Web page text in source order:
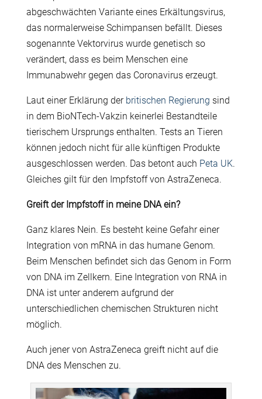
abgeschwächten Variante eines Erkältungsvirus,
das normalerweise Schimpansen befällt. Dieses
sogenannte Vektorvirus wurde genetisch so
verändert, dass es beim Menschen eine
Immunabwehr gegen das Coronavirus erzeugt.
Laut einer Erklärung der britischen Regierung sind
in dem BioNTech-Vakzin keinerlei Bestandteile
tierischem Ursprungs enthalten. Tests an Tieren
können jedoch nicht für alle künftigen Produkte
ausgeschlossen werden. Das betont auch Peta UK.
Gleiches gilt für den Impfstoff von AstraZeneca.
Greift der Impfstoff in meine DNA ein?
Ganz klares Nein. Es besteht keine Gefahr einer
Integration von mRNA in das humane Genom.
Beim Menschen befindet sich das Genom in Form
von DNA im Zellkern. Eine Integration von RNA in
DNA ist unter anderem aufgrund der
unterschiedlichen chemischen Strukturen nicht
möglich.
Auch jener von AstraZeneca greift nicht auf die
DNA des Menschen zu.